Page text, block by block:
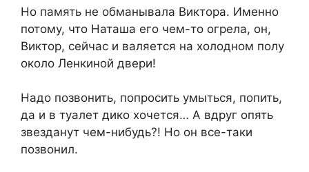
Но память не обманывала Виктора. Именно
потому, что Наташа его чем-то огрела, он,
Виктор, сейчас и валяется на холодном полу
около Ленкиной двери!
Надо позвонить, попросить умыться, попить,
да и в туалет дико хочется… А вдруг опять
звезданут чем-нибудь?! Но он все-таки
позвонил.